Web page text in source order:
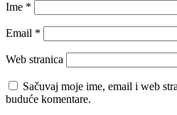
Ime *
Email *
Web stranica
Sačuvaj moje ime, email i web
buduće komentare.